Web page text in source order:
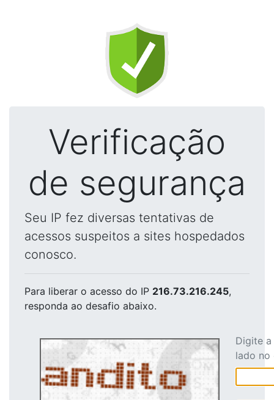
Verificação
de segurança
Seu IP fez diversas tentativas de
acessos suspeitos a sites hospedados
conosco.
Para liberar o acesso do IP 216.73.216.245,
responda ao desafio abaixo.
Digite
lado no